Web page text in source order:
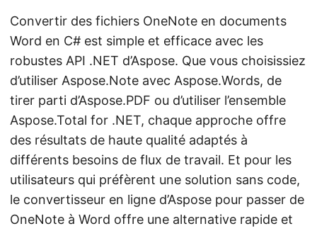
Convertir des fichiers OneNote en documents
Word en C# est simple et efficace avec les
robustes API .NET d’Aspose. Que vous choisissiez
d’utiliser Aspose.Note avec Aspose.Words, de
tirer parti d’Aspose.PDF ou d’utiliser l’ensemble
Aspose.Total for .NET, chaque approche offre
des résultats de haute qualité adaptés à
différents besoins de flux de travail. Et pour les
utilisateurs qui préfèrent une solution sans code,
le convertisseur en ligne d’Aspose pour passer de
OneNote à Word offre une alternative rapide et